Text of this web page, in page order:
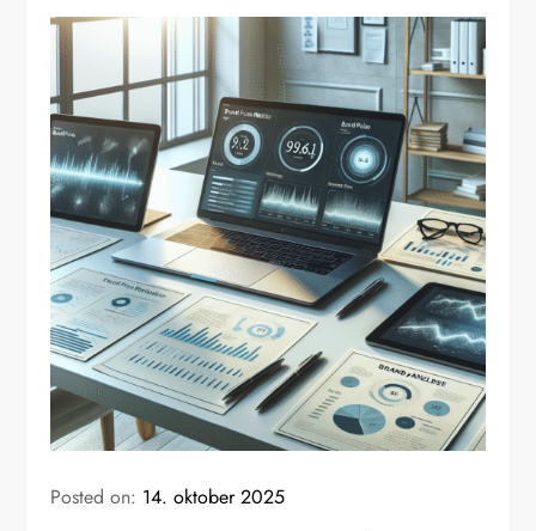
Posted on: 14. oktober 2025